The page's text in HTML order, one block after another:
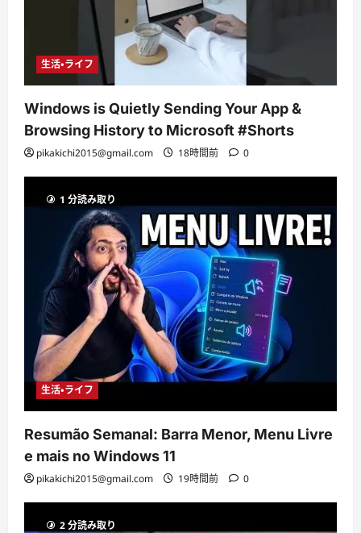
生活・ライフ
Windows is Quietly Sending Your App &
Browsing History to Microsoft #Shorts
pikakichi2015@gmail.com 18時間前 0
1 分読み取り
生活・ライフ
Resumão Semanal: Barra Menor, Menu Livre
e mais no Windows 11
pikakichi2015@gmail.com 19時間前 0
2 分読み取り